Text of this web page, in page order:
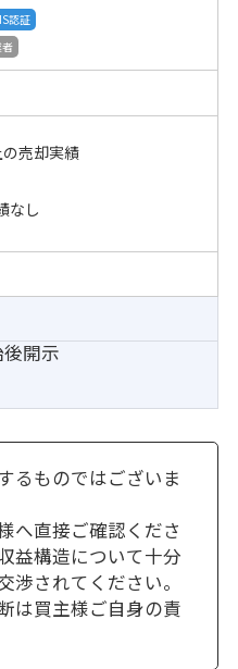
認証
売却実績
なし
開示
るものではございま
へ直接ご確認くださ
益構造について十分
渉されてください。
は買主様ご自身の責